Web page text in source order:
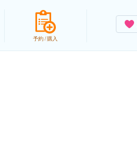
予約 / 購入